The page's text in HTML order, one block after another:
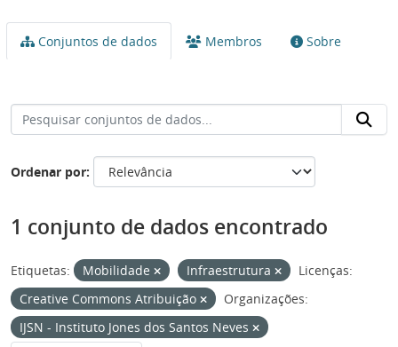
Conjuntos de dados Membros Sobre
Ordenar por
1 conjunto de dados encontrado
Etiquetas: Mobilidade Infraestrutura
Licenças:
Creative Commons Atribuição
Organizações:
IJSN - Instituto Jones dos Santos Neves